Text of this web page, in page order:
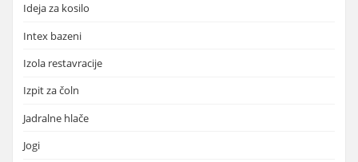
Ideja za kosilo
Intex bazeni
Izola restavracije
Izpit za čoln
Jadralne hlače
Jogi